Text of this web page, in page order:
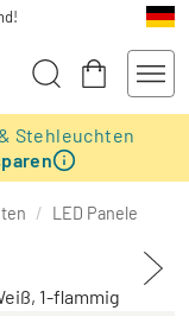
Stehleuchten
/ LED Panele